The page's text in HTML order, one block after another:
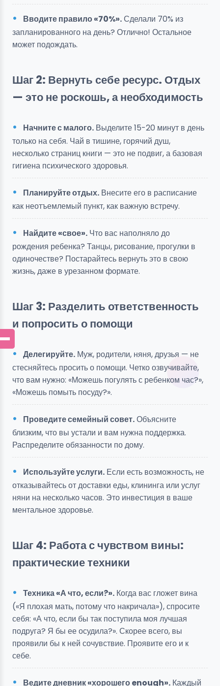
Вводите правило «70%».Сделали 70% из
запланированного на день? Отлично! Остальное
может подождать.
Шаг 2: Вернуть себе ресурс. Отдых
— это не роскошь, а необходимость
Начните с малого. Выделите 15-20 минут в день
только на себя. Чай в тишине, горячий душ,
несколько страниц книги — это не подвиг, а базовая
гигиена психического здоровья.
Планируйте отдых. Внесите его в расписание
как неотъемлемый пункт, как важную встречу.
Найдите «свое». Что вас наполняло до
рождения ребенка? Танцы, рисование, прогулки в
одиночестве? Постарайтесь вернуть это в свою
жизнь, даже в урезанном формате.
Шаг 3: Разделить ответственность
и попросить о помощи
Делегируйте. Муж, родители, няня, друзья — не
стесняйтесь просить о помощи. Четко озвучивайте,
что вам нужно: «Можешь погулять с ребенком час?»,
«Можешь помыть посуду?».
Проведите семейный совет.Объясните
близким, что вы устали и вам нужна поддержка.
Распределите обязанности по дому.
Используйте услуги. Если есть возможность, не
отказывайтесь от доставки еды, клининга или услуг
няни на несколько часов. Это инвестиция в ваше
ментальное здоровье.
Шаг 4: Работа с чувством вины:
практические техники
Техника «А что, если?». Когда вас гложет вина
(«Я плохая мать, потому что накричала»), спросите
себя: «А что, если бы так поступила моя лучшая
подруга? Я бы ее осудила?». Скорее всего, вы
проявили бы к ней сочувствие. Проявите его и к
себе.
Ведите дневник «хорошего enough». Каждый